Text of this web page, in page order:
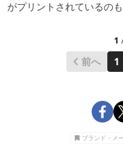
がプリントされているのも
1
前へ 1
ブランド・メ